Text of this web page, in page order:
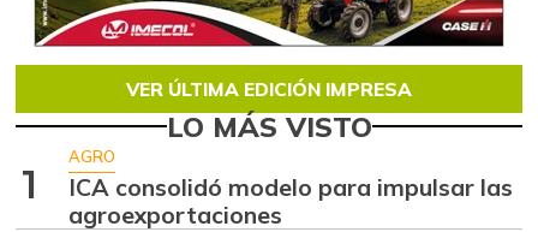
VER ÚLTIMA EDICIÓN IMPRESA
LO MÁS VISTO
1
AGRO
ICA consolidó modelo para impulsar las
agroexportaciones